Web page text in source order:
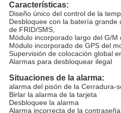
Características:
Diseño único del control de la
Desbloquee con la batería grande
de FRID/SMS,
Módulo incorporado largo del G/M
Módulo incorporado de GPS del
Supervisión de colocación global
Alarmas para desbloquear ilegal
Situaciones de la alarma:
alarma del pisón de la Cerradura-
Birlar la alarma de la tarjeta
Desbloquee la alarma
Alarma incorrecta de la contraseña